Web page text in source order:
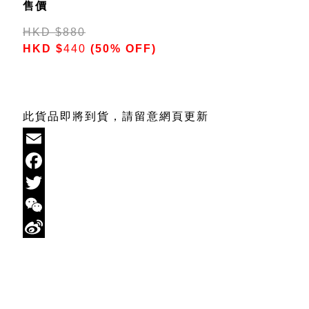
售價
HKD$880
HKD$440 (50% OFF)
此貨品即將到貨，請留意網頁更新
Email
Facebook
Twitter
WeChat